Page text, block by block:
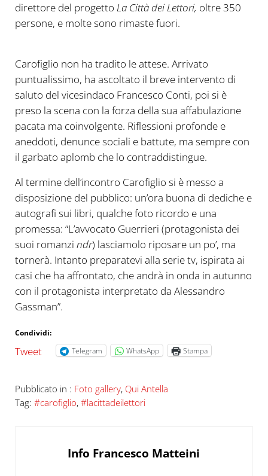
direttore del progetto La Città dei Lettori, oltre 350
persone, e molte sono rimaste fuori.
Carofiglio non ha tradito le attese. Arrivato
puntualissimo, ha ascoltato il breve intervento di
saluto del vicesindaco Francesco Conti, poi si è
preso la scena con la forza della sua affabulazione
pacata ma coinvolgente. Riflessioni profonde e
aneddoti, denunce sociali e battute, ma sempre con
il garbato aplomb che lo contraddistingue.
Al termine dell’incontro Carofiglio si è messo a
disposizione del pubblico: un’ora buona di dediche e
autografi sui libri, qualche foto ricordo e una
promessa: “L’avvocato Guerrieri (protagonista dei
suoi romanzi ndr) lasciamolo riposare un po’, ma
tornerà. Intanto preparatevi alla serie tv, ispirata ai
casi che ha affrontato, che andrà in onda in autunno
con il protagonista interpretato da Alessandro
Gassman”.
Condividi:
Tweet Telegram WhatsApp Stampa
Pubblicato in : Foto gallery, Qui Antella
Tag: #carofiglio, #lacittadeilettori
Info Francesco Matteini